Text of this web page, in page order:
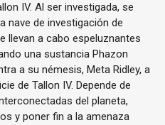
IV. Al ser investigada, se
nave de investigación de
llevan a cabo espeluznantes
una sustancia Phazon
a su némesis, Meta Ridley, a
de Tallon IV. Depende de
del planeta,
y poner fin a la amenaza